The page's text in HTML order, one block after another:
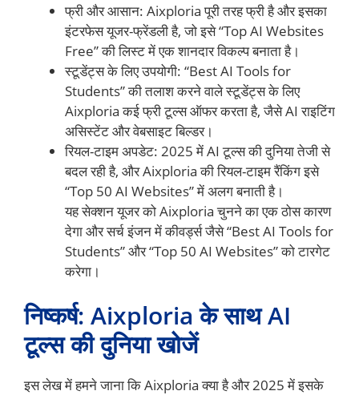
फ्री और आसान: Aixploria पूरी तरह फ्री है और इसका
इंटरफेस यूजर-फ्रेंडली है, जो इसे “Top AI Websites
Free” की लिस्ट में एक शानदार विकल्प बनाता है।
स्टूडेंट्स के लिए उपयोगी: “Best AI Tools for
Students” की तलाश करने वाले स्टूडेंट्स के लिए
Aixploria कई फ्री टूल्स ऑफर करता है, जैसे AI राइटिंग
असिस्टेंट और वेबसाइट बिल्डर।
रियल-टाइम अपडेट: 2025 में AI टूल्स की दुनिया तेजी से
बदल रही है, और Aixploria की रियल-टाइम रैंकिंग इसे
“Top 50 AI Websites” में अलग बनाती है।
यह सेक्शन यूजर को Aixploria चुनने का एक ठोस कारण
देगा और सर्च इंजन में कीवर्ड्स जैसे “Best AI Tools for
Students” और “Top 50 AI Websites” को टारगेट
करेगा।
निष्कर्ष: Aixploria के साथ AI
टूल्स की दुनिया खोजें
इस लेख में हमने जाना कि Aixploria क्या है और 2025 में इसके